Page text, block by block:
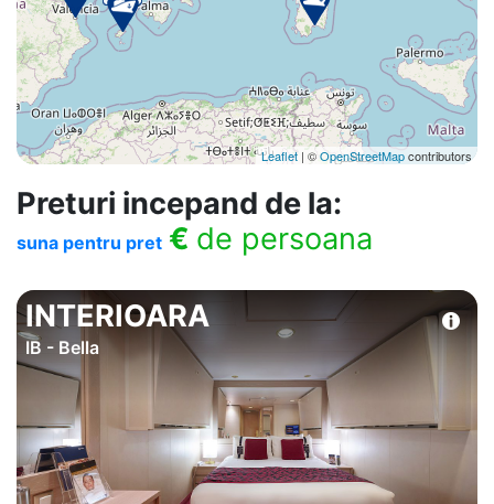
Leaflet | ©OpenStreetMapcontributors
Preturi incepand de la:
suna pentru pret € de persoana
INTERIOARA
IB - Bella